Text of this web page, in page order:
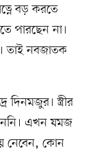
বড় করতে
পারছেন না।
তাই নবজাতক
স্ত্রীর
এখন যমজ
নেবেন, কোন